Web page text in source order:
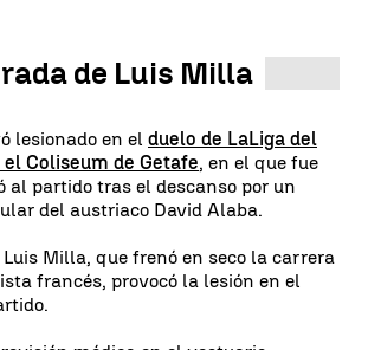
de Luis Milla
lesionado en el duelo de LaLiga del
Coliseum de Getafe, en el que fue
al partido tras el descanso por un
del austriaco David Alaba.
Milla, que frenó en seco la carrera
francés, provocó la lesión en el